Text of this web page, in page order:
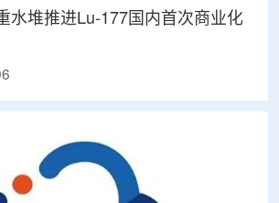
水堆推进Lu-177国内首次商业化